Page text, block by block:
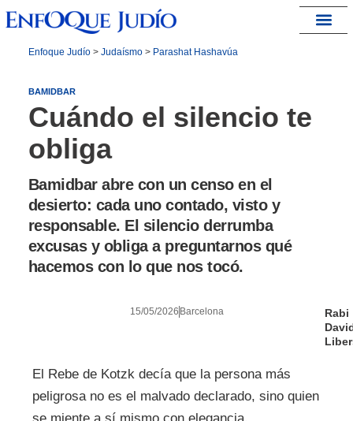
Enfoque Judío> Judaísmo> Parashat Hashavúa
BAMIDBAR
Cuándo el silencio te
obliga
Bamidbar abre con un censo en el
desierto: cada uno contado, visto y
responsable. El silencio derrumba
excusas y obliga a preguntarnos qué
hacemos con lo que nos tocó.
15/05/2026 Barcelona
Rabi
El Rebe de Kotzk decía que la persona más
peligrosa no es el malvado declarado, sino quien